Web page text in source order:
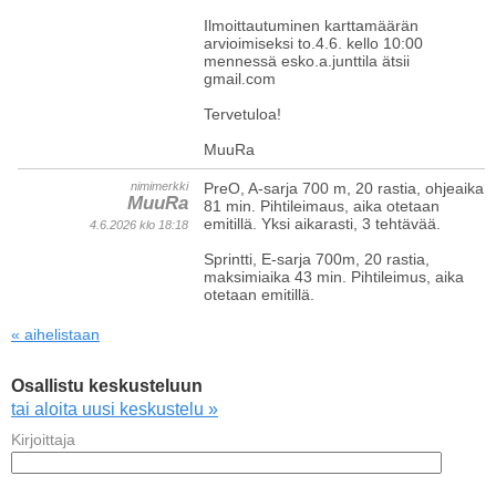
Ilmoittautuminen karttamäärän
arvioimiseksi to.4.6. kello 10:00
mennessä esko.a.junttila ätsii
gmail.com
Tervetuloa!
MuuRa
nimimerkki
MuuRa
4.6.2026 klo 18:18
PreO, A-sarja 700 m, 20 rastia, ohjeaika
81 min. Pihtileimaus, aika otetaan
emitillä. Yksi aikarasti, 3 tehtävää.
Sprintti, E-sarja 700m, 20 rastia,
maksimiaika 43 min. Pihtileimus, aika
otetaan emitillä.
« aihelistaan
Osallistu keskusteluun
tai aloita uusi keskustelu »
Kirjoittaja